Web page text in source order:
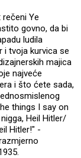
Ye
govno, da bi
ludila
i tvoja kurvica se
majica
najveće
i što ćete sada,
things I say on
Heil Hitler/
Hitler!" -